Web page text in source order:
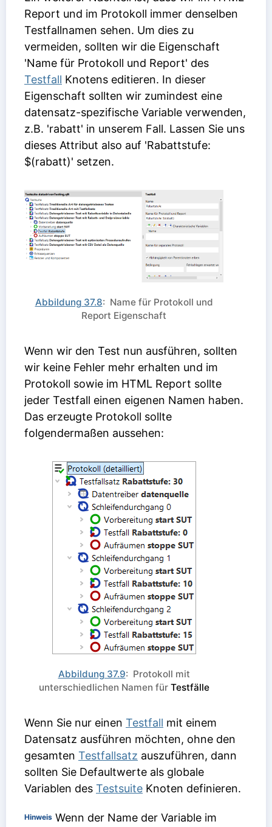
Report und im Protokoll immer denselben
Testfallnamen sehen. Um dies zu
vermeiden, sollten wir die Eigenschaft
'Name für Protokoll und Report' des
Testfall Knotens editieren. In dieser
Eigenschaft sollten wir zumindest eine
datensatz-spezifische Variable verwenden,
z.B. 'rabatt' in unserem Fall. Lassen Sie uns
dieses Attribut also auf 'Rabattstufe:
$(rabatt)' setzen.
Abbildung 37.8: Name für Protokoll und
Report Eigenschaft
Wenn wir den Test nun ausführen, sollten
wir keine Fehler mehr erhalten und im
Protokoll sowie im HTML Report sollte
jeder Testfall einen eigenen Namen haben.
Das erzeugte Protokoll sollte
folgendermaßen aussehen:
Abbildung 37.9: Protokoll mit
unterschiedlichen Namen für Testfälle
Wenn Sie nur einen Testfall mit einem
Datensatz ausführen möchten, ohne den
gesamten Testfallsatz auszuführen, dann
sollten Sie Defaultwerte als globale
Variablen des Testsuite Knoten definieren.
Hinweis Wenn der Name der Variable im